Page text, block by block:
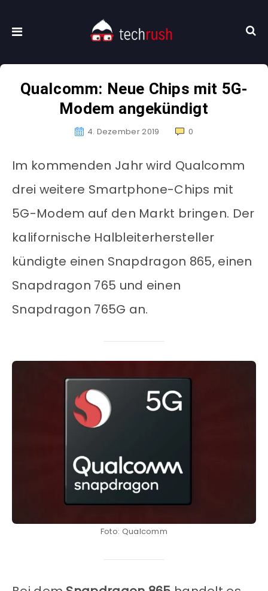
Qualcomm: Neue Chips mit 5G-
Modem angekündigt
4. Dezember 2019 0
Im kommenden Jahr wird Qualcomm
drei weitere Smartphone-Chips mit
5G-Modem auf den Markt bringen. Der
kalifornische Halbleiterhersteller
kündigte einen Snapdragon 865, einen
Snapdragon 765 und einen
Snapdragon 765G an.
Foto: Qualcomm